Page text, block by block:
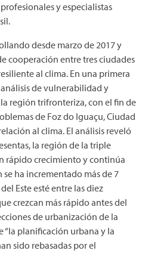
y especialistas
desde marzo de 2017 y
cooperación entre tres ciudades
al clima. En una primera
de vulnerabilidad y
región trifronteriza, con el fin de
de Foz do Iguaçu, Ciudad
al clima. El análisis reveló
la región de la triple
rápido crecimiento y continúa
ha incrementado más de 7
Este esté entre las diez
crezcan más rápido antes del
de urbanización de la
“la planificación urbana y la
sido rebasadas por el